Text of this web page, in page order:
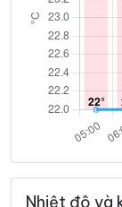
Nhiệt độ và